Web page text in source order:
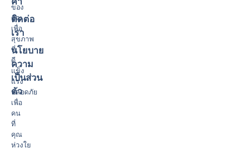
ของ
คุณ
เพื่อ
สุขภาพ
ที่
ดี
แข็ง
แรง
ปลอดภัย
เพื่อ
คน
ที่
คุณ
ห่วงใย
ติดต่อ
เรา
นโยบาย
ความ
เป็นส่วน
ตัว